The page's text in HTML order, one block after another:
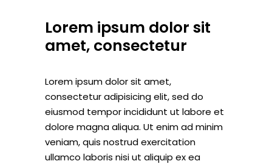
Lorem ipsum dolor sit
amet, consectetur
Lorem ipsum dolor sit amet,
consectetur adipisicing elit, sed do
eiusmod tempor incididunt ut labore et
dolore magna aliqua. Ut enim ad minim
veniam, quis nostrud exercitation
ullamco laboris nisi ut aliquip ex ea